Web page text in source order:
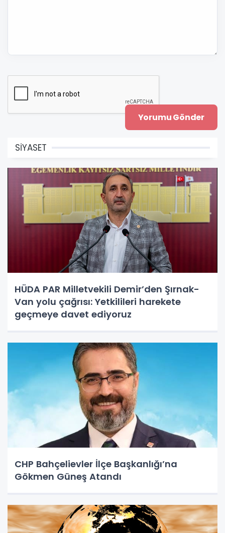
SİYASET
HÜDA PAR Milletvekili Demir’den Şırnak-
Van yolu çağrısı: Yetkilileri harekete
geçmeye davet ediyoruz
CHP Bahçelievler İlçe Başkanlığı’na
Gökmen Güneş Atandı